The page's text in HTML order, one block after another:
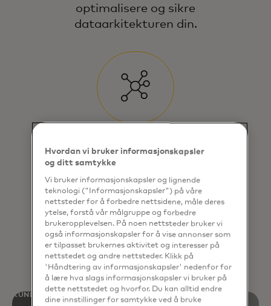
databruk – noe som gjør dataene dine til
en pålitelig kilde for effektive beslutninger
optimalisere og sikre
dataarkitekturen din.
Skap grunnleggende prinsipper for
datahåndtering
Bryt ned siloer, sørg for konsistens
og muliggjør innsikt som gir
grunnlag for smartere beslutninger.
KUNDEHISTORIE
Hvordan vi bruker informasjonskapsler
og ditt samtykke
Vi bruker informasjonskapsler og lignende
teknologi ("Informasjonskapsler") på våre
nettsteder for å forbedre nettsidene, måle deres
ytelse, forstå vår målgruppe og forbedre
brukeropplevelsen. På noen nettsteder bruker vi
også informasjonskapsler for å vise annonser som
er tilpasset brukernes aktivitet og interesser på
nettstedet og andre nettsteder. Klikk på
'Håndtering av informasjonskapsler' nedenfor for
å lære hva slags informasjonskapsler vi bruker på
dette nettstedet og hvorfor. Du kan alltid endre
dine innstillinger for samtykke ved å bruke